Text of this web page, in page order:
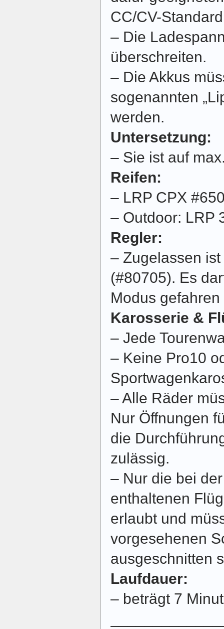
CC/CV-
– Die
überschreiten.
– Die Akkus
sogenannten
werden.
Untersetzung:
– Sie ist auf
Reifen:
– LRP CPX
– Outdoor: LRP
Regler:
– Zugelassen
(#80705). Es
Modus
Karosserie &
– Jede
– Keine Pro10
– Alle Räder
Nur Öffnungen
die
zulässig.
– Nur die bei
enthaltenen
erlaubt und
vorgesehenen
ausgeschnitten
Laufdauer:
– beträgt 7